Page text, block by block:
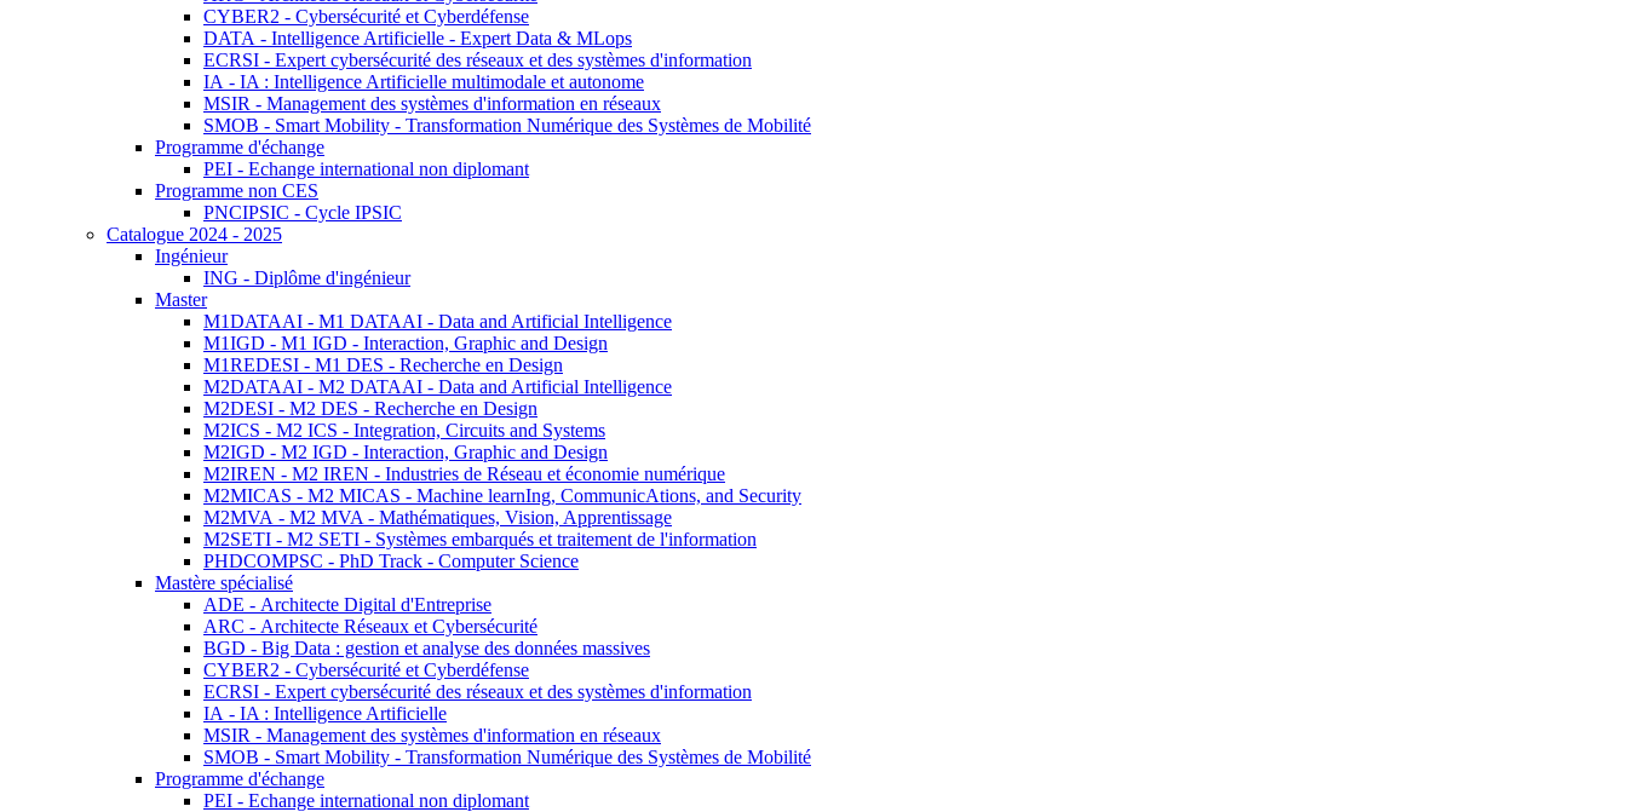
CYBER2 - Cybersécurité et Cyberdéfense
DATA - Intelligence Artificielle - Expert Data & MLops
ECRSI - Expert cybersécurité des réseaux et des systèmes d'information
IA - IA : Intelligence Artificielle multimodale et autonome
MSIR - Management des systèmes d'information en réseaux
SMOB - Smart Mobility - Transformation Numérique des Systèmes de Mobilité
Programme d'échange
PEI - Echange international non diplomant
Programme non CES
PNCIPSIC - Cycle IPSIC
Catalogue 2024 - 2025
Ingénieur
ING - Diplôme d'ingénieur
Master
M1DATAAI - M1 DATAAI - Data and Artificial Intelligence
M1IGD - M1 IGD - Interaction, Graphic and Design
M1REDESI - M1 DES - Recherche en Design
M2DATAAI - M2 DATAAI - Data and Artificial Intelligence
M2DESI - M2 DES - Recherche en Design
M2ICS - M2 ICS - Integration, Circuits and Systems
M2IGD - M2 IGD - Interaction, Graphic and Design
M2IREN - M2 IREN - Industries de Réseau et économie numérique
M2MICAS - M2 MICAS - Machine learnIng, CommunicAtions, and Security
M2MVA - M2 MVA - Mathématiques, Vision, Apprentissage
M2SETI - M2 SETI - Systèmes embarqués et traitement de l'information
PHDCOMPSC - PhD Track - Computer Science
Mastère spécialisé
ADE - Architecte Digital d'Entreprise
ARC - Architecte Réseaux et Cybersécurité
BGD - Big Data : gestion et analyse des données massives
CYBER2 - Cybersécurité et Cyberdéfense
ECRSI - Expert cybersécurité des réseaux et des systèmes d'information
IA - IA : Intelligence Artificielle
MSIR - Management des systèmes d'information en réseaux
SMOB - Smart Mobility - Transformation Numérique des Systèmes de Mobilité
Programme d'échange
PEI - Echange international non diplomant